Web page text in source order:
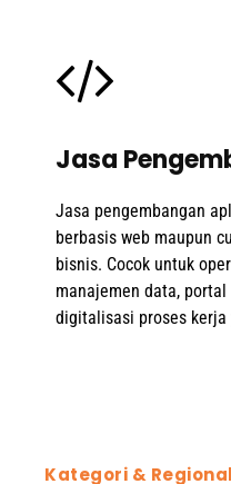
Jasa
Jasa pengembangan
berbasis web maupun
bisnis. Cocok untuk
manajemen data,
digitalisasi proses
Kategori & Regional